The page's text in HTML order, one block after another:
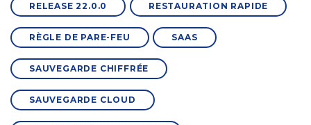
RELEASE 22.0.0 RESTAURATION RAPIDE
RÈGLE DE PARE-FEU SAAS
SAUVEGARDE CHIFFRÉE
SAUVEGARDE CLOUD